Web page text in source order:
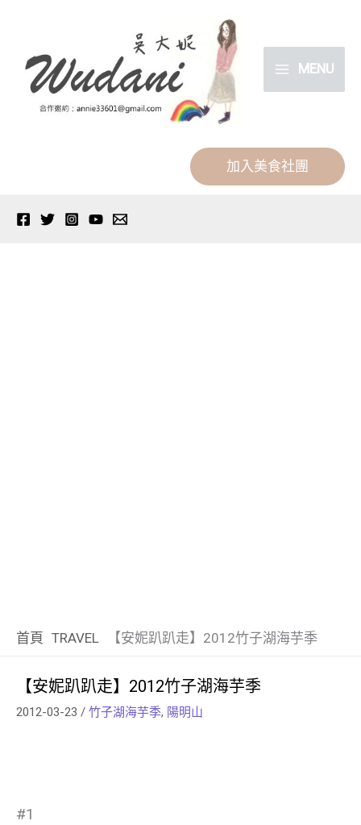
MENU
加入美食社團
首頁 TRAVEL 【安妮趴趴走】2012竹子湖海芋季
【安妮趴趴走】2012竹子湖海芋季
2012-03-23 / 竹子湖海芋季, 陽明山
#1